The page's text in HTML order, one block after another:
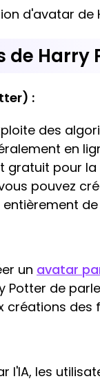
d'avatar de
de Harry
:
des
en
gratuit pour
pouvez
un avatar
de
créations des
l'IA, les